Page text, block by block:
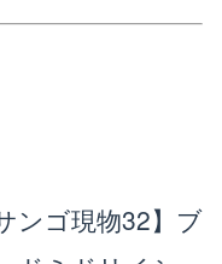
ンゴ現物32】ブ